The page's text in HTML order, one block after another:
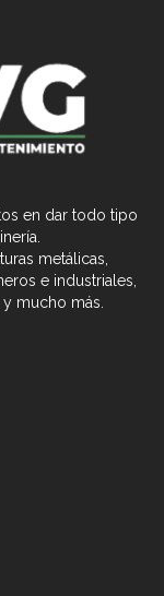
en dar todo tipo
metálicas,
e industriales,
mucho más.